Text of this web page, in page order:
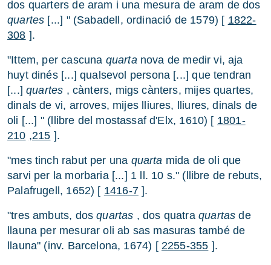
dos quarters de aram i una mesura de aram de dos
quartes [...] " (Sabadell, ordinació de 1579) [ 1822-
308 ].
"Ittem, per cascuna quartanova de medir vi, aja
huyt dinés [...] qualsevol persona [...] que tendran
[...]quartes , cànters, migs cànters, mijes quartes,
dinals de vi, arroves, mijes lliures, lliures, dinals de
oli [...] " (llibre del mostassaf d'Elx, 1610) [ 1801-
210 ,215 ].
"mes tinch rabut per una quarta mida de oli que
sarvi per la morbaria [...] 1 ll. 10 s." (llibre de rebuts,
Palafrugell, 1652) [ 1416-7].
"tres ambuts, dosquartas , dos quatraquartas de
llauna per mesurar oli ab sas masuras també de
llauna" (inv. Barcelona, 1674) [ 2255-355 ].